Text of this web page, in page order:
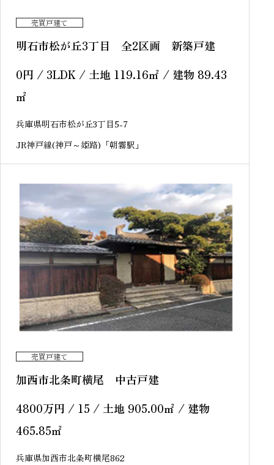
売買戸建て
明石市松が丘3丁目 全2区画 新築戸建
0円 / 3LDK / 土地 119.16㎡ / 建物 89.43
㎡
兵庫県明石市松が丘3丁目5-7
JR神戸線(神戸～姫路)「朝霧駅」
売買戸建て
加西市北条町横尾 中古戸建
4800万円 / 15 / 土地 905.00㎡ / 建物
465.85㎡
兵庫県加西市北条町横尾862